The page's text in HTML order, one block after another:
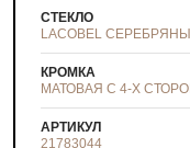
СТЕКЛО
LACOBEL
КРОМКА
МАТОВАЯ С 4-Х
АРТИКУЛ
21783044